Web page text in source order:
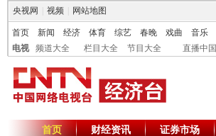
央视网 视频 网站地图
首页 新闻 经济 体育 综艺 春晚 戏曲 音乐
电视
频道大全 栏目大全 节目大全 直播中国
首页 财经资讯 证券市场